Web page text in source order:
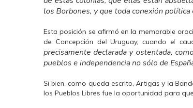
los Borbones, y que toda conexión
Esta posición se afirmó en la memorable
de Concepción del Uruguay, cuando el
precisamente declarada y ostentada,
pueblos e independencia no sólo de
Si bien, como queda escrito, Artigas y la
los Pueblos Libres fue la oportunidad para